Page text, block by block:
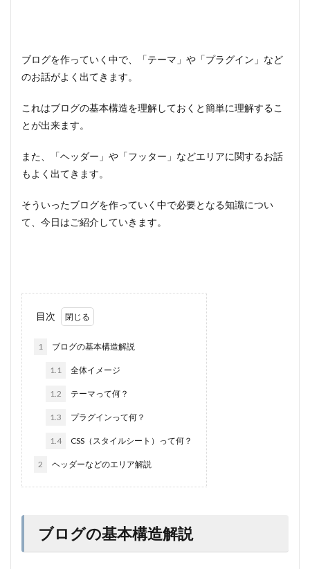
ブログを作っていく中で、「テーマ」や「プラグイン」など
のお話がよく出てきます。
これはブログの基本構造を理解しておくと簡単に理解するこ
とが出来ます。
また、「ヘッダー」や「フッター」などエリアに関するお話
もよく出てきます。
そういったブログを作っていく中で必要となる知識につい
て、今日はご紹介していきます。
目次
1 ブログの基本構造解説
1.1 全体イメージ
1.2 テーマって何？
1.3 プラグインって何？
1.4 CSS（スタイルシート）って何？
2 ヘッダーなどのエリア解説
ブログの基本構造解説